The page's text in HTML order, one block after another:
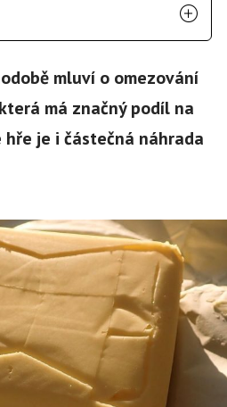
mluví o omezování
má značný podíl na
hře je i částečná náhrada